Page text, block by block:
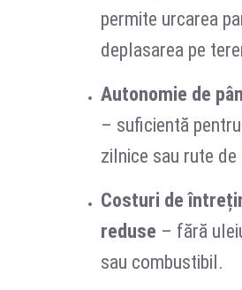
permite urcarea
deplasarea pe
Autonomie de
– suficientă
zilnice sau rute de
Costuri de
reduse – fără
sau combustibil.